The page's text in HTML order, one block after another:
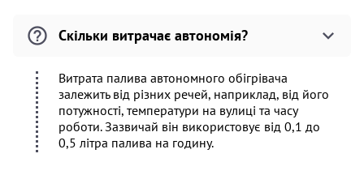
Скільки витрачає автономія?
Витрата палива автономного обігрівача
залежить від різних речей, наприклад, від його
потужності, температури на вулиці та часу
роботи. Зазвичай він використовує від 0,1 до
0,5 літра палива на годину.